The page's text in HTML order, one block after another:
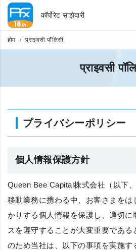
कॉर्पोरेट साझेदारी
होम प्राइवसी पॉलिसी
प्राइवसी
プライバシーポリシー
個人情報保護方針
Queen Bee Capital株式会社（以下
移動業務に携わる中、お客さまをは
かりする個人情報を保護し、適切に
スを遵守することが大変重要である
のため当社は、以下の事項を実施す